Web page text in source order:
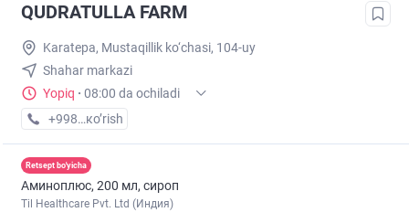
QUDRATULLA FARM
Karatepa, Mustaqillik ko‘chasi, 104-uy
Shahar markazi
Yopiq · 08:00 da ochiladi
+998 (94) XXX-XX-XX
кo’rish
Retsept bo'yicha
Аминоплюс, 200 мл, сироп
Til Healthcare Pvt. Ltd (Индия)